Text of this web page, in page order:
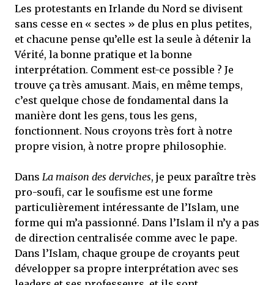
Les protestants en Irlande du Nord se divisent
sans cesse en « sectes » de plus en plus petites,
et chacune pense qu’elle est la seule à détenir la
Vérité, la bonne pratique et la bonne
interprétation. Comment est-ce possible ? Je
trouve ça très amusant. Mais, en même temps,
c’est quelque chose de fondamental dans la
manière dont les gens, tous les gens,
fonctionnent. Nous croyons très fort à notre
propre vision, à notre propre philosophie.
Dans La maison des derviches, je peux paraître très
pro-soufi, car le soufisme est une forme
particulièrement intéressante de l’Islam, une
forme qui m’a passionné. Dans l’Islam il n’y a pas
de direction centralisée comme avec le pape.
Dans l’Islam, chaque groupe de croyants peut
développer sa propre interprétation avec ses